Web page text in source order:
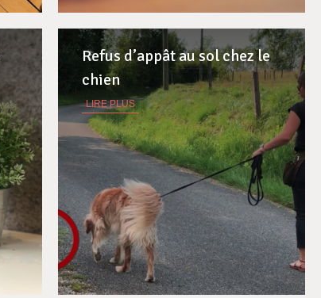
Refus d’appât au sol chez le
chien
LIRE PLUS